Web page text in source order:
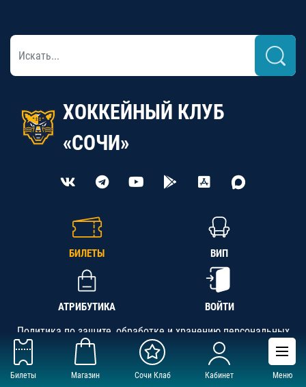
Билеты Магазин Сочи Клаб Кабинет Меню
ХОККЕЙНЫЙ КЛУБ
«СОЧИ»
БИЛЕТЫ ВИП
АТРИБУТИКА ВОЙТИ
Политика по защите, обработке и хранению персональных
данных
АНО «СК «Кубань-Регион», ОГРН 1142300002349,